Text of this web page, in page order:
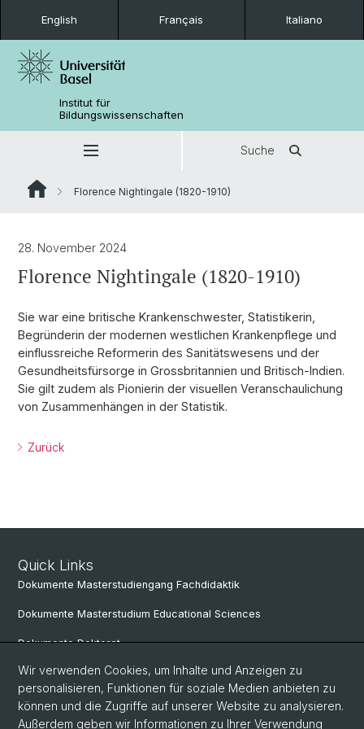
English Français Italiano
Institut für
Bildungswissenschaften
Suche
Florence Nightingale (1820-1910)
28. November 2024
Florence Nightingale (1820-1910)
Sie war eine britische Krankenschwester, Statistikerin,
Begründerin der modernen westlichen Krankenpflege und
einflussreiche Reformerin des Sanitätswesens und der
Gesundheitsfürsorge in Grossbritannien und Britisch-Indien.
Sie gilt zudem als Pionierin der visuellen Veranschaulichung
von Zusammenhängen in der Statistik.
Zurück
Quick Links
Dokumente Masterstudiengang Fachdidaktik
Dokumente Masterstudium Educational Sciences
Dokumente Doktorat
Social Media
Wir verwenden Cookies, um Inhalte und Anzeigen zu
personalisieren, Funktionen für soziale Medien anbieten zu
können und die Zugriffe auf unserer Website zu analysieren.
Außerdem geben wir Informationen zu Ihrer Verwendung